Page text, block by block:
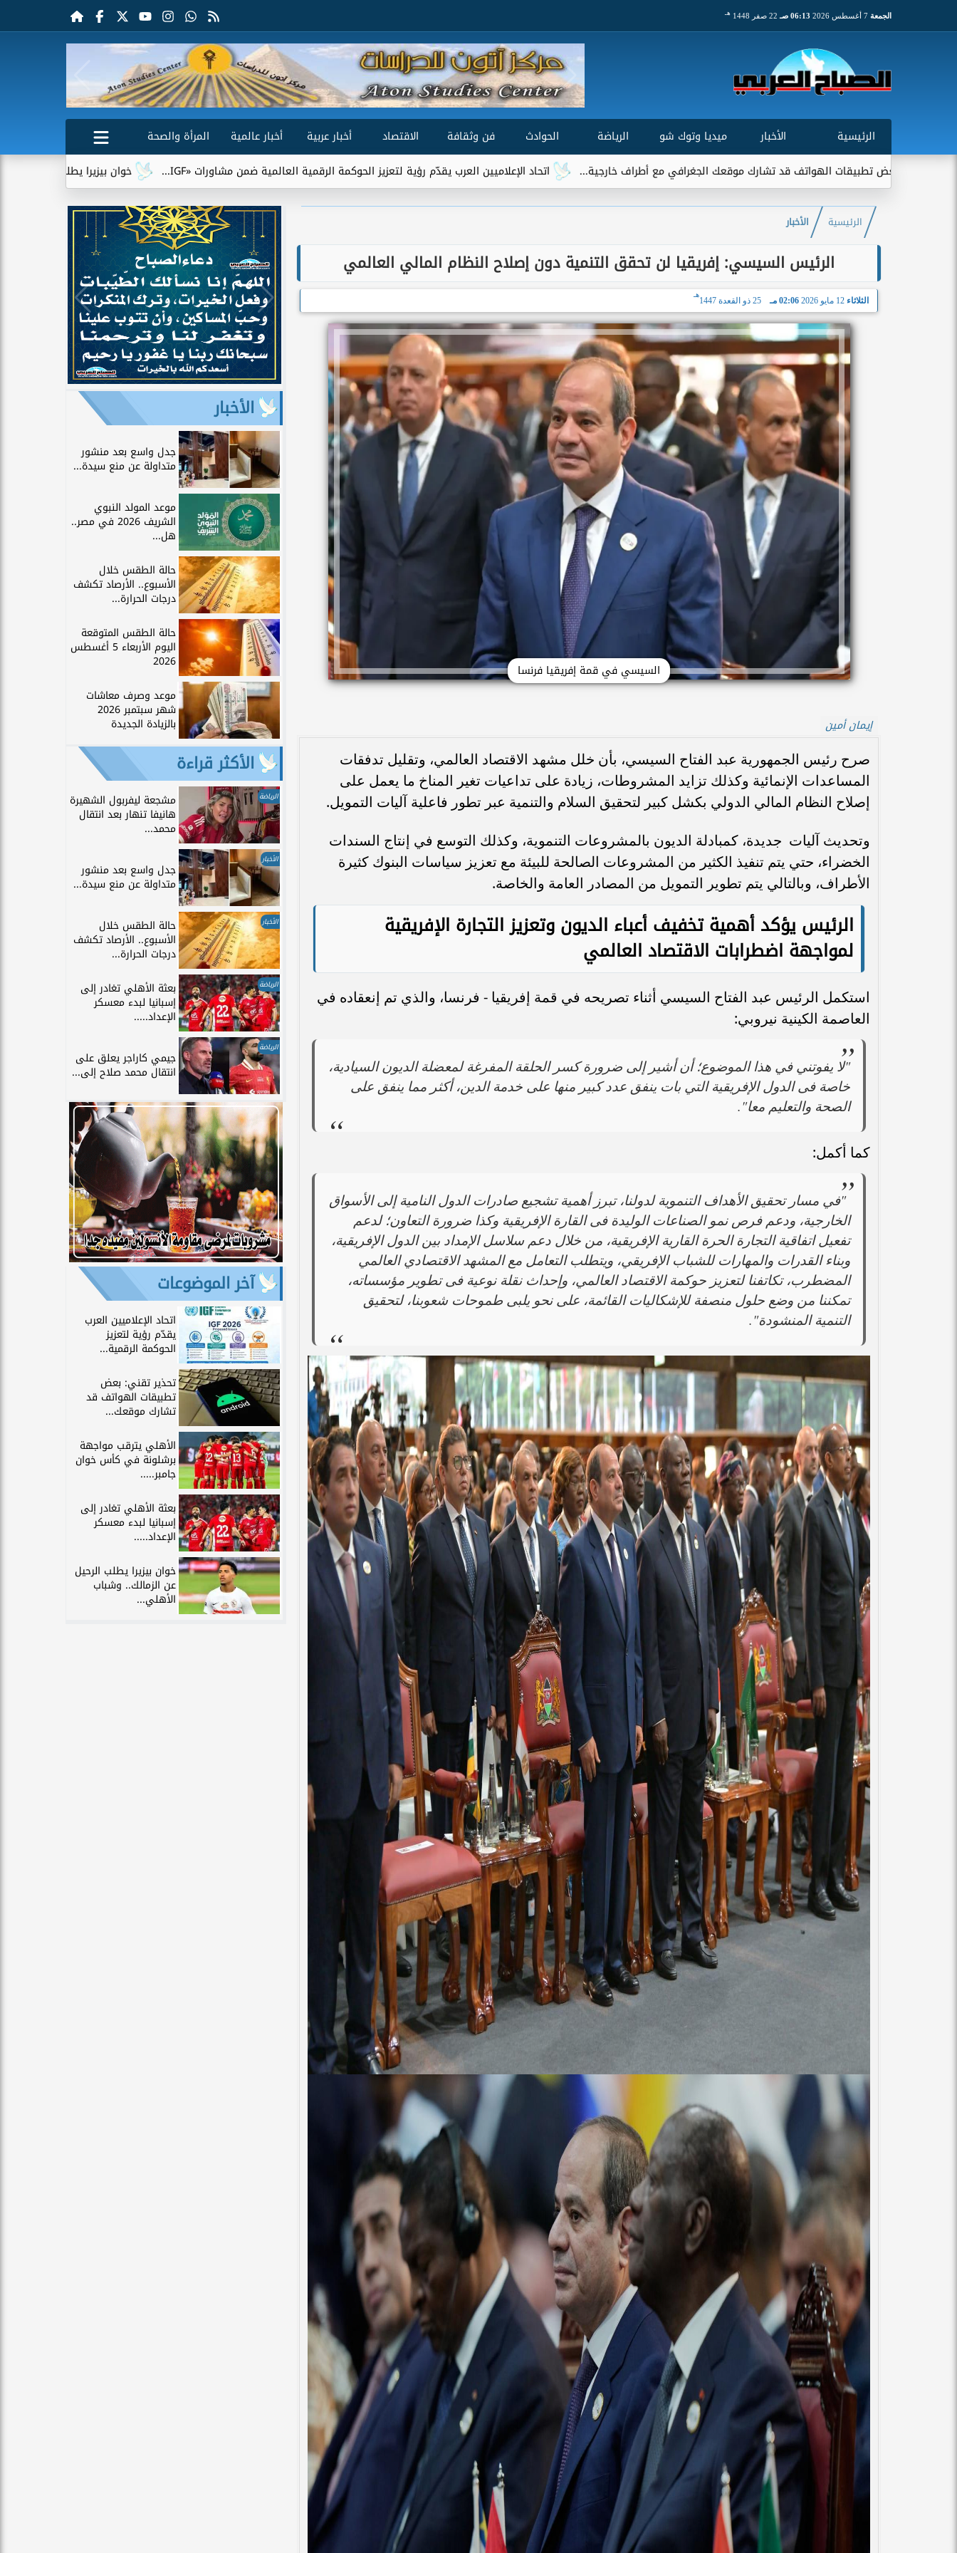
الجمعة 06:13 صـ 22 صفر 1448 هـ
الرئيسية الأخبار ميديا وتوك شو الرياضة الحوادث فن وثقافة الاقتصاد أخبار عربية أخبار عالمية
المرأة والصحة
خوان بيزيرا يطلب الرحيل عن الزمالك.. وشباب الأهلي
اتحاد الإعلاميين العرب يقدّم رؤية لتعزيز الحوكمة الرقمية العالمية ضمن مشاورات «IGF... الهواتف قد تشارك موقعك الجغرافي مع أطراف خارجية...
الرئيسية الأخبار
الرئيس السيسي: إفريقيا لن تحقق التنمية دون إصلاح النظام المالي العالمي
الثلاثاء 12 مايو 2026 02:06 مـ 25 ذو القعدة 1447
هـ
السيسي في قمة إفريقيا فرنسا
إيمان أمين
صرح رئيس الجمهورية عبد الفتاح السيسي، بأن خلل مشهد الاقتصاد العالمي، وتقليل تدفقات
المساعدات الإنمائية وكذلك تزايد المشروطات، زيادة على تداعيات تغير المناخ ما يعمل على
إصلاح النظام المالي الدولي بكشل كبير لتحقيق السلام والتنمية عبر تطور فاعلية آليات التمويل.
وتحديث آليات جديدة، كمبادلة الديون بالمشروعات التنموية، وكذلك التوسع في إنتاج السندات
الخضراء، حتي يتم تنفيذ الكثير من المشروعات الصالحة للبيئة مع تعزيز سياسات البنوك كثيرة
الأطراف، وبالتالي يتم تطوير التمويل من المصادر العامة والخاصة.
الرئيس يؤكد أهمية تخفيف أعباء الديون وتعزيز التجارة الإفريقية
لمواجهة اضطرابات الاقتصاد العالمي
استكمل الرئيس عبد الفتاح السيسي أثناء تصريحه في قمة إفريقيا - فرنسا، والذي تم إنعقاده في
العاصمة الكينية نيروبي:
"لا يفوتني في هذا الموضوع؛ أن أشير إلى ضرورة كسر الحلقة المفرغة لمعضلة الديون السيادية،
خاصة فى الدول الإفريقية التي بات ينفق عدد كبير منها على خدمة الدين، أكثر مما ينفق على
الصحة والتعليم معا".
كما أكمل:
"في مسار تحقيق الأهداف التنموية لدولنا، تبرز أهمية تشجيع صادرات الدول النامية إلى الأسواق
الخارجية، ودعم فرص نمو الصناعات الوليدة فى القارة الإفريقية وكذا ضرورة التعاون؛ لدعم
تفعيل اتفاقية التجارة الحرة القارية الإفريقية، من خلال دعم سلاسل الإمداد بين الدول الإفريقية،
وبناء القدرات والمهارات للشباب الإفريقي، ويتطلب التعامل مع المشهد الاقتصادي العالمي
المضطرب، تكاتفنا لتعزيز حوكمة الاقتصاد العالمي، وإحداث نقلة نوعية فى تطوير مؤسساته،
تمكننا من وضع حلول منصفة للإشكاليات القائمة، على نحو يلبى طموحات شعوبنا، لتحقيق
التنمية المنشودة".
الأخبار
جدل واسع بعد منشور
متداولة عن منع سيدة...
موعد المولد النبوي
الشريف 2026 في مصر..
هل...
حالة الطقس خلال
الأسبوع.. الأرصاد تكشف
درجات الحرارة...
حالة الطقس المتوقعة
اليوم الأربعاء 5 أغسطس
2026
موعد وصرف معاشات
شهر سبتمبر 2026
بالزيادة الجديدة
الأكثر قراءة
الرياضة مشجعة ليفربول الشهيرة
هانيفا تنهار بعد انتقال
محمد...
الأخبار
جدل واسع بعد منشور
متداولة عن منع سيدة...
الأخبار حالة الطقس خلال
الأسبوع.. الأرصاد تكشف
درجات الحرارة...
الرياضة بعثة الأهلي تغادر إلى
إسبانيا لبدء معسكر
الإعداد.....
الرياضة
جيمي كاراجر يعلق على
انتقال محمد صلاح إلى...
آخر الموضوعات
اتحاد الإعلاميين العرب
يقدّم رؤية لتعزيز
الحوكمة الرقمية...
تحذير تقني: بعض
تطبيقات الهواتف قد
تشارك موقعك...
الأهلي يترقب مواجهة
برشلونة في كأس خوان
جامبر.....
بعثة الأهلي تغادر إلى
إسبانيا لبدء معسكر
الإعداد.....
خوان بيزيرا يطلب الرحيل
عن الزمالك.. وشباب
الأهلي...